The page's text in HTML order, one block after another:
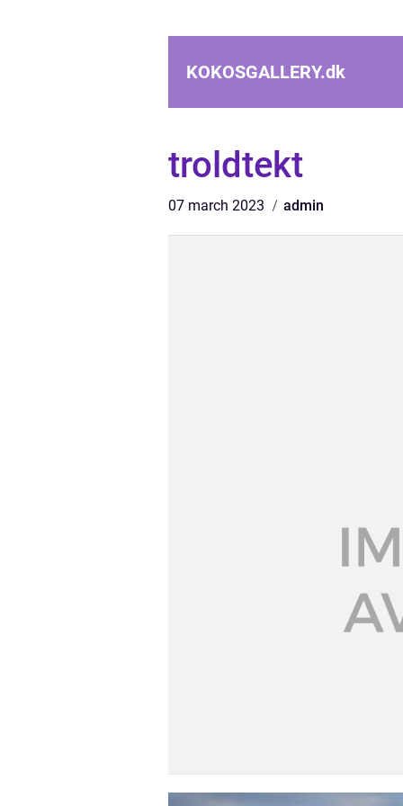
KOKOSGALLERY.dk
troldtekt
07 march 2023 admin